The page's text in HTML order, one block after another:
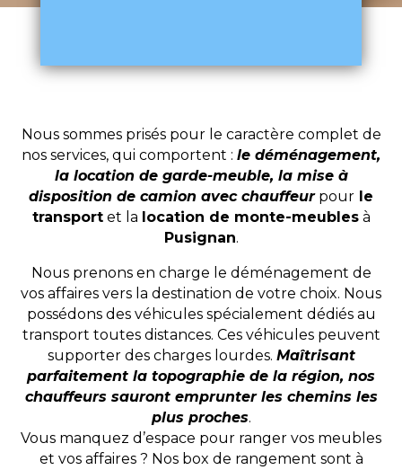
Nous sommes prisés pour le caractère complet de
nos services, qui comportent : le déménagement,
la location de garde-meuble, la mise à
disposition de camion avec chauffeurpour le
transportet la location de monte-meublesà
Pusignan.
Nous prenons en charge le déménagement de
vos affaires vers la destination de votre choix. Nous
possédons des véhicules spécialement dédiés au
transport toutes distances. Ces véhicules peuvent
supporter des charges lourdes. Maîtrisant
parfaitement la topographie de la région, nos
chauffeurs sauront emprunter les chemins les
plus proches.
Vous manquez d’espace pour ranger vos meubles
et vos affaires ? Nos box de rangement sont à